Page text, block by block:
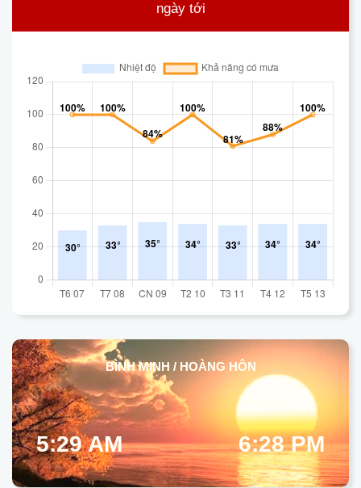
ngày tới
BÌNH MINH / HOÀNG HÔN
5:29 AM 6:28 PM